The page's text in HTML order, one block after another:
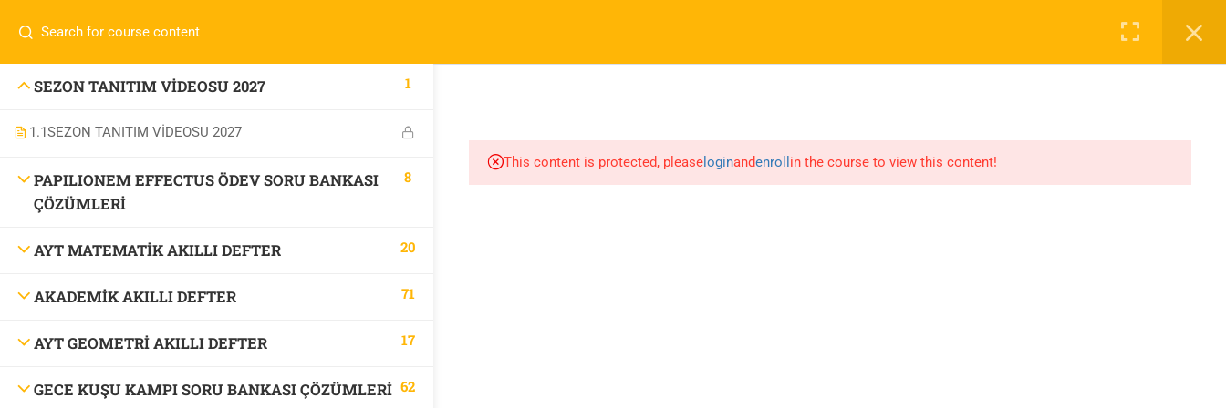
İletişim: 0 536 360 68 27 Login
SEZON TANITIM VİDEOSU 2027 1
1.1SEZON TANITIM VİDEOSU 2027
PAPILIONEM EFFECTUS ÖDEV SORU BANKASI
ÇÖZÜMLERİ
8
AYT MATEMATİK AKILLI DEFTER 20
AKADEMİK AKILLI DEFTER 71
AYT GEOMETRİ AKILLI DEFTER 17
GECE KUŞU KAMPI SORU BANKASI ÇÖZÜMLERİ 62
This content is protected, pleaseloginandenroll in the course to view this content!
Company
ÖABT Matematik 2027 Kayıt
İletişim
Links
Derslerimiz
OABT Matematik